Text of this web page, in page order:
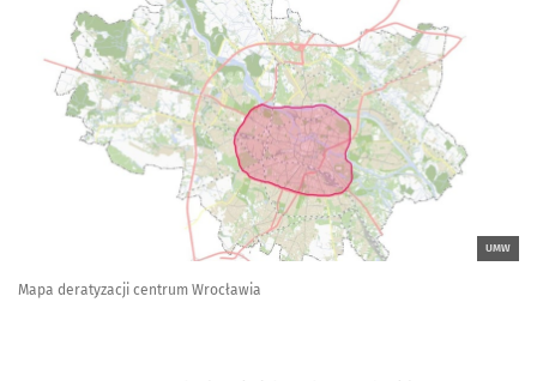
UMW
Mapa deratyzacji centrum Wrocławia